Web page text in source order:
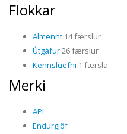
Flokkar
Almennt 14 færslur
Útgáfur26 færslur
Kennsluefni 1 færsla
Merki
API
Endurgjöf